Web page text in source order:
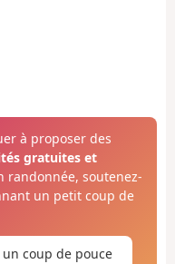
à proposer des
gratuites et
randonnée, soutenez-
un petit coup de
un coup de pouce